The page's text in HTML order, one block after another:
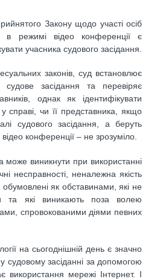
Закону щодо участі осіб
в режимі відео конференції є
учасника судового засідання.
законів, суд встановлює
судове засідання та перевіряє
однак як ідентифікувати
чи її представника, якщо
судового засідання, а беруть
конференції – не зрозуміло.
виникнути при використанні
несправності, неналежна якість
обумовлені як обставинами, які не
та які виникають поза волею
спровокованими діями певних
на сьогоднішній день є значно
судовому засіданні за допомогою
використання мережі Інтернет. І